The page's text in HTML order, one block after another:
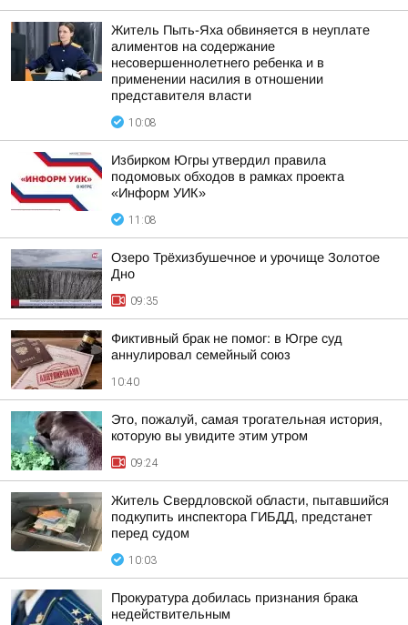
Житель Пыть-Яха обвиняется в неуплате
алиментов на содержание
несовершеннолетнего ребенка и в
применении насилия в отношении
представителя власти
10:08
Избирком Югры утвердил правила
подомовых обходов в рамках проекта
«Информ УИК»
11:08
Озеро Трёхизбушечное и урочище Золотое
Дно
09:35
Фиктивный брак не помог: в Югре суд
аннулировал семейный союз
10:40
Это, пожалуй, самая трогательная история,
которую вы увидите этим утром
09:24
Житель Свердловской области, пытавшийся
подкупить инспектора ГИБДД, предстанет
перед судом
10:03
Прокуратура добилась признания брака
недействительным